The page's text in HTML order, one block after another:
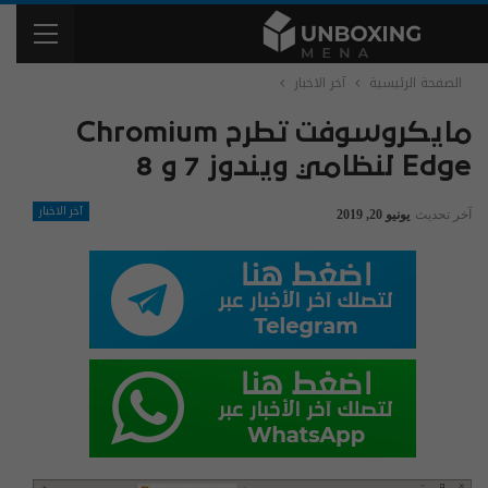
الصفحة الرئيسية آخر الاخبار
مايكروسوفت تطرح Chromium
Edge لنظامي ويندوز 7 و 8
آخر الاخبار آخر تحديث يونيو 20, 2019